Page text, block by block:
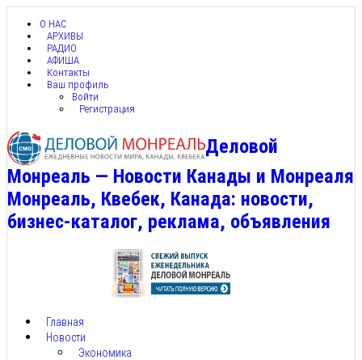
О НАС
АРХИВЫ
РАДИО
АФИША
Контакты
Ваш профиль
Войти
Регистрация
Деловой
Монреаль — Новости Канады и Монреаля
Монреаль, Квебек, Канада: новости,
бизнес-каталог, реклама, объявления
Главная
Новости
Экономика